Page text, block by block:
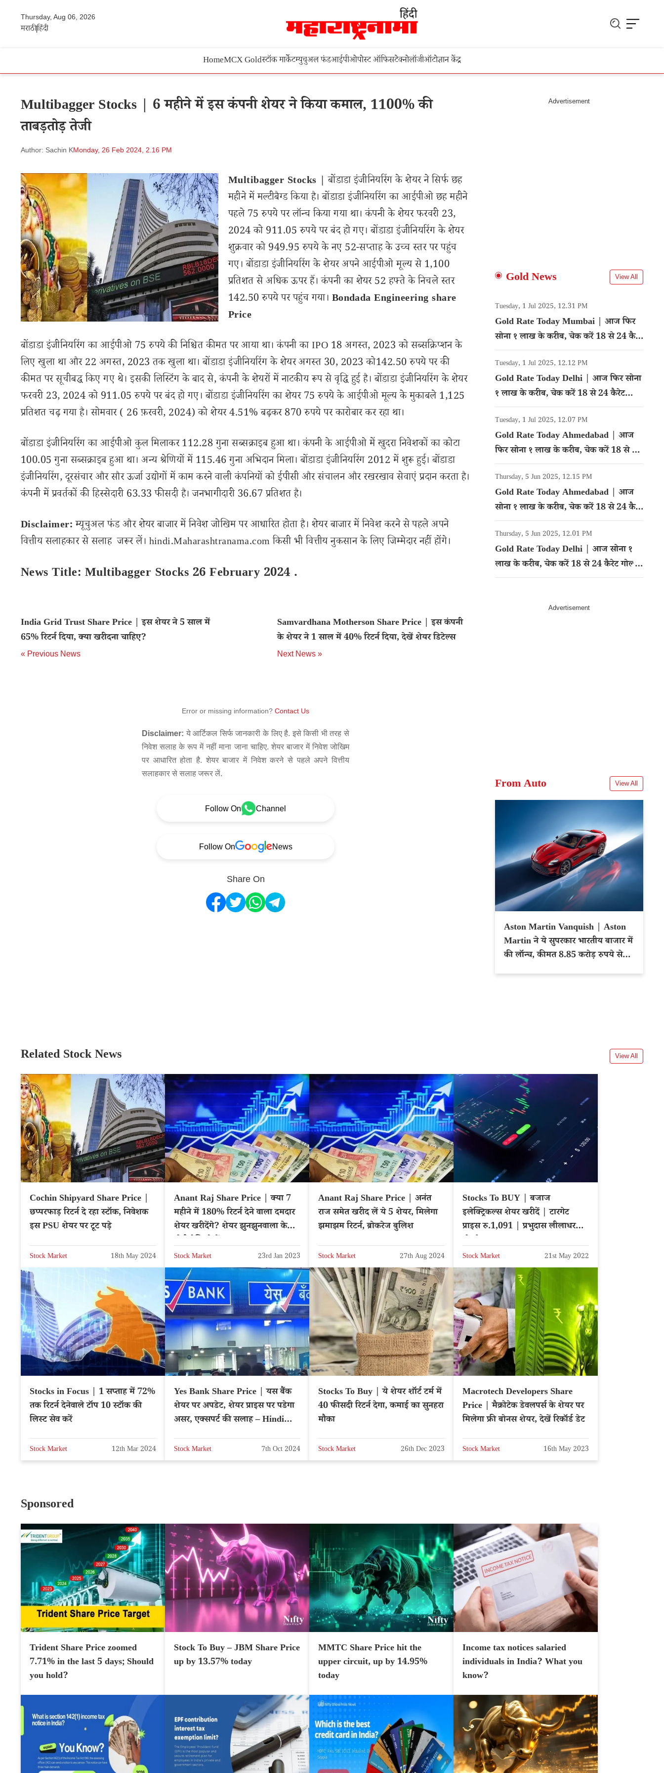
Thursday, Aug 06, 2026
मराठीहिंदी
HomeMCX Goldस्टॉक मार्केटम्युचुअल फंडआईपीओपोस्ट ऑफिसटेक्नोलॉजीऑटोज्ञान केंद्र
Multibagger Stocks | 6 महीने में इस कंपनी शेयर ने किया कमाल, 1100% की
ताबड़तोड़ तेजी
Author: Sachin KMonday, 26 Feb 2024, 2.16 PM
Multibagger Stocks | बोंडाडा इंजीनियरिंग के शेयर ने सिर्फ छह
महीने में मल्टीबैग्ड किया है। बोंडाडा इंजीनियरिंग का आईपीओ छह महीने
पहले 75 रुपये पर लॉन्च किया गया था। कंपनी के शेयर फरवरी 23,
2024 को 911.05 रुपये पर बंद हो गए। बोंडाडा इंजीनियरिंग के शेयर
शुक्रवार को 949.95 रुपये के नए 52-सप्ताह के उच्च स्तर पर पहुंच
गए। बोंडाडा इंजीनियरिंग के शेयर अपने आईपीओ मूल्य से 1,100
प्रतिशत से अधिक ऊपर हैं। कंपनी का शेयर 52 हफ्ते के निचले स्तर
142.50 रुपये पर पहुंच गया। Bondada Engineering share
Price
बोंडाडा इंजीनियरिंग का आईपीओ 75 रुपये की निश्चित कीमत पर आया था। कंपनी का IPO 18 अगस्त, 2023 को सब्सक्रिप्शन के
लिए खुला था और 22 अगस्त, 2023 तक खुला था। बोंडाडा इंजीनियरिंग के शेयर अगस्त 30, 2023 को142.50 रुपये पर की
कीमत पर सूचीबद्ध किए गए थे। इसकी लिस्टिंग के बाद से, कंपनी के शेयरों में नाटकीय रूप से वृद्धि हुई है। बोंडाडा इंजीनियरिंग के शेयर
फरवरी 23, 2024 को 911.05 रुपये पर बंद हो गए। बोंडाडा इंजीनियरिंग का शेयर 75 रुपये के आईपीओ मूल्य के मुकाबले 1,125
प्रतिशत चढ़ गया है। सोमवार ( 26 फ़रवरी, 2024) को शेयर 4.51% बढ़कर 870 रुपये पर कारोबार कर रहा था।
बोंडाडा इंजीनियरिंग का आईपीओ कुल मिलाकर 112.28 गुना सब्सक्राइब हुआ था। कंपनी के आईपीओ में खुदरा निवेशकों का कोटा
100.05 गुना सब्सक्राइब हुआ था। अन्य श्रेणियों में 115.46 गुना अभिदान मिला। बोंडाडा इंजीनियरिंग 2012 में शुरू हुई। बोंडाडा
इंजीनियरिंग, दूरसंचार और सौर ऊर्जा उद्योगों में काम करने वाली कंपनियों को ईपीसी और संचालन और रखरखाव सेवाएं प्रदान करता है।
कंपनी में प्रवर्तकों की हिस्सेदारी 63.33 फीसदी है। जनभागीदारी 36.67 प्रतिशत है।
Disclaimer:म्यूचुअल फंड और शेयर बाजार में निवेश जोखिम पर आधारित होता है। शेयर बाजार में निवेश करने से पहले अपने
वित्तीय सलाहकार से सलाह जरूर लें। hindi.Maharashtranama.com किसी भी वित्तीय नुकसान के लिए जिम्मेदार नहीं होंगे।
News Title: Multibagger Stocks 26 February 2024 .
India Grid Trust Share Price | इस शेयर ने 5 साल में
65% रिटर्न दिया, क्या खरीदना चाहिए?
« Previous News
Samvardhana Motherson Share Price | इस कंपनी
के शेयर ने 1 साल में 40% रिटर्न दिया, देखें शेयर डिटेल्स
Next News »
Error or missing information? Contact Us
Disclaimer: ये आर्टिकल सिर्फ जानकारी के लिए है. इसे किसी भी तरह से
निवेश सलाह के रूप में नहीं माना जाना चाहिए. शेयर बाजार में निवेश जोखिम
पर आधारित होता है. शेयर बाजार में निवेश करने से पहले अपने वित्तीय
सलाहकार से सलाह जरूर लें.
Follow On Channel
Follow On News
Share On
Gold News View All
Tuesday, 1 Jul 2025, 12.31 PM
Gold Rate Today Mumbai | आज फिर
सोना १ लाख के करीब, चेक करें 18 से 24 कैरेट
गोल्ड का रेट
Tuesday, 1 Jul 2025, 12.12 PM
Gold Rate Today Delhi | आज फिर सोना
१ लाख के करीब, चेक करें 18 से 24 कैरेट
गोल्ड का रेट
Tuesday, 1 Jul 2025, 12.07 PM
Gold Rate Today Ahmedabad | आज
फिर सोना १ लाख के करीब, चेक करें 18 से 24
कैरेट गोल्ड का रेट
Thursday, 5 Jun 2025, 12.15 PM
Gold Rate Today Ahmedabad | आज
सोना १ लाख के करीब, चेक करें 18 से 24 कैरेट
गोल्ड का रेट
Thursday, 5 Jun 2025, 12.01 PM
Gold Rate Today Delhi | आज सोना १
लाख के करीब, चेक करें 18 से 24 कैरेट गोल्ड
का रेट
From Auto View All
Aston Martin Vanquish | Aston
Martin ने ये सुपरकार भारतीय बाजार में
की लॉन्च, कीमत 8.85 करोड़ रुपये से
Related Stock News View All
Cochin Shipyard Share Price |
छप्परफाड़ रिटर्न दे रहा स्टॉक, निवेशक
इस PSU शेयर पर टूट पड़े
Stock Market 18th May 2024
Anant Raj Share Price | क्या 7
महीने में 180% रिटर्न देने वाला दमदार
शेयर खरीदेंगे? शेयर झुनझुनवाला के
Stock Market 23rd Jan 2023
Anant Raj Share Price | अनंत
राज समेत खरीद लें ये 5 शेयर, मिलेगा
झमाझम रिटर्न, ब्रोकरेज बुलिश
Stock Market 27th Aug 2024
Stocks To BUY | बजाज
इलेक्ट्रिकल्स शेयर खरीदें | टारगेट
प्राइस रु.1,091 | प्रभुदास लीलाधर
Stock Market 21st May 2022
Stocks in Focus | 1 सप्ताह में 72%
तक रिटर्न देनेवाले टॉप 10 स्टॉक की
लिस्ट सेव करें
Stock Market 12th Mar 2024
Yes Bank Share Price | यस बैंक
शेयर पर अपडेट, शेयर प्राइस पर पडेगा
असर, एक्सपर्ट की सलाह – Hindi
Stock Market 7th Oct 2024
Stocks To Buy | ये शेयर शॉर्ट टर्म में
40 फीसदी रिटर्न देगा, कमाई का सुनहरा
मौका
Stock Market 26th Dec 2023
Macrotech Developers Share
Price | मैक्रोटेक डेवलपर्स के शेयर पर
मिलेगा फ्री बोनस शेयर, देखें रिकॉर्ड डेट
Stock Market 16th May 2023
Sponsored
Trident Share Price zoomed
7.71% in the last 5 days; Should
you hold?
Stock To Buy – JBM Share Price
up by 13.57% today
MMTC Share Price hit the
upper circuit, up by 14.95%
today
Income tax notices salaried
individuals in India? What you
know?